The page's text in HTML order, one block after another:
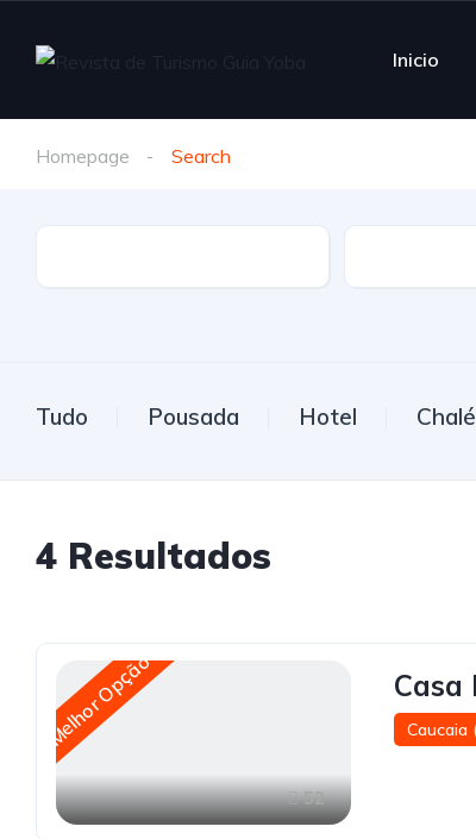
Inicio
Homepage Search
Tudo Pousada Hotel Chalé
4 Resultados
Melhor Opção
52
Casa
Caucaia